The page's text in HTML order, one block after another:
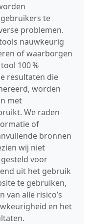
te
problemen.
nauwkeurig
of waarborgen
100 %
resultaten die
worden
met
We raden
of
bronnen
wij niet
voor
uit het gebruik
te gebruiken,
van alle risico’s
en het